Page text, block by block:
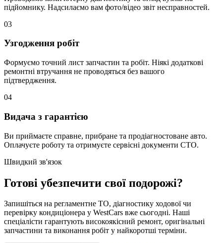
підйомнику. Надсилаємо вам фото/відео звіт несправностей.
03
Узгодження робіт
Формуємо точний лист запчастин та робіт. Ніякі додаткові
ремонтні втручання не проводяться без вашого
підтвердження.
04
Видача з гарантією
Ви приймаєте справне, прибране та продіагностоване авто.
Оплачуєте роботу та отримуєте сервісні документи СТО.
Швидкий зв'язок
Готові убезпечити свої подорожі?
Запишіться на регламентне ТО, діагностику ходової чи
перевірку кондиціонера у WestCars вже сьогодні. Наші
спеціалісти гарантують високоякісний ремонт, оригінальні
запчастини та виконання робіт у найкоротші терміни.